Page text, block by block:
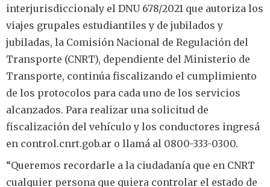
interjurisdiccionaly el DNU 678/2021 que autoriza los
viajes grupales estudiantiles y de jubilados y
jubiladas, la Comisión Nacional de Regulación del
Transporte (CNRT), dependiente del Ministerio de
Transporte, continúa fiscalizando el cumplimiento
de los protocolos para cada uno de los servicios
alcanzados. Para realizar una solicitud de
fiscalización del vehículo y los conductores ingresá
en control.cnrt.gob.ar o llamá al 0800-333-0300.
“Queremos recordarle a la ciudadanía que en CNRT
cualquier persona que quiera controlar el estado de